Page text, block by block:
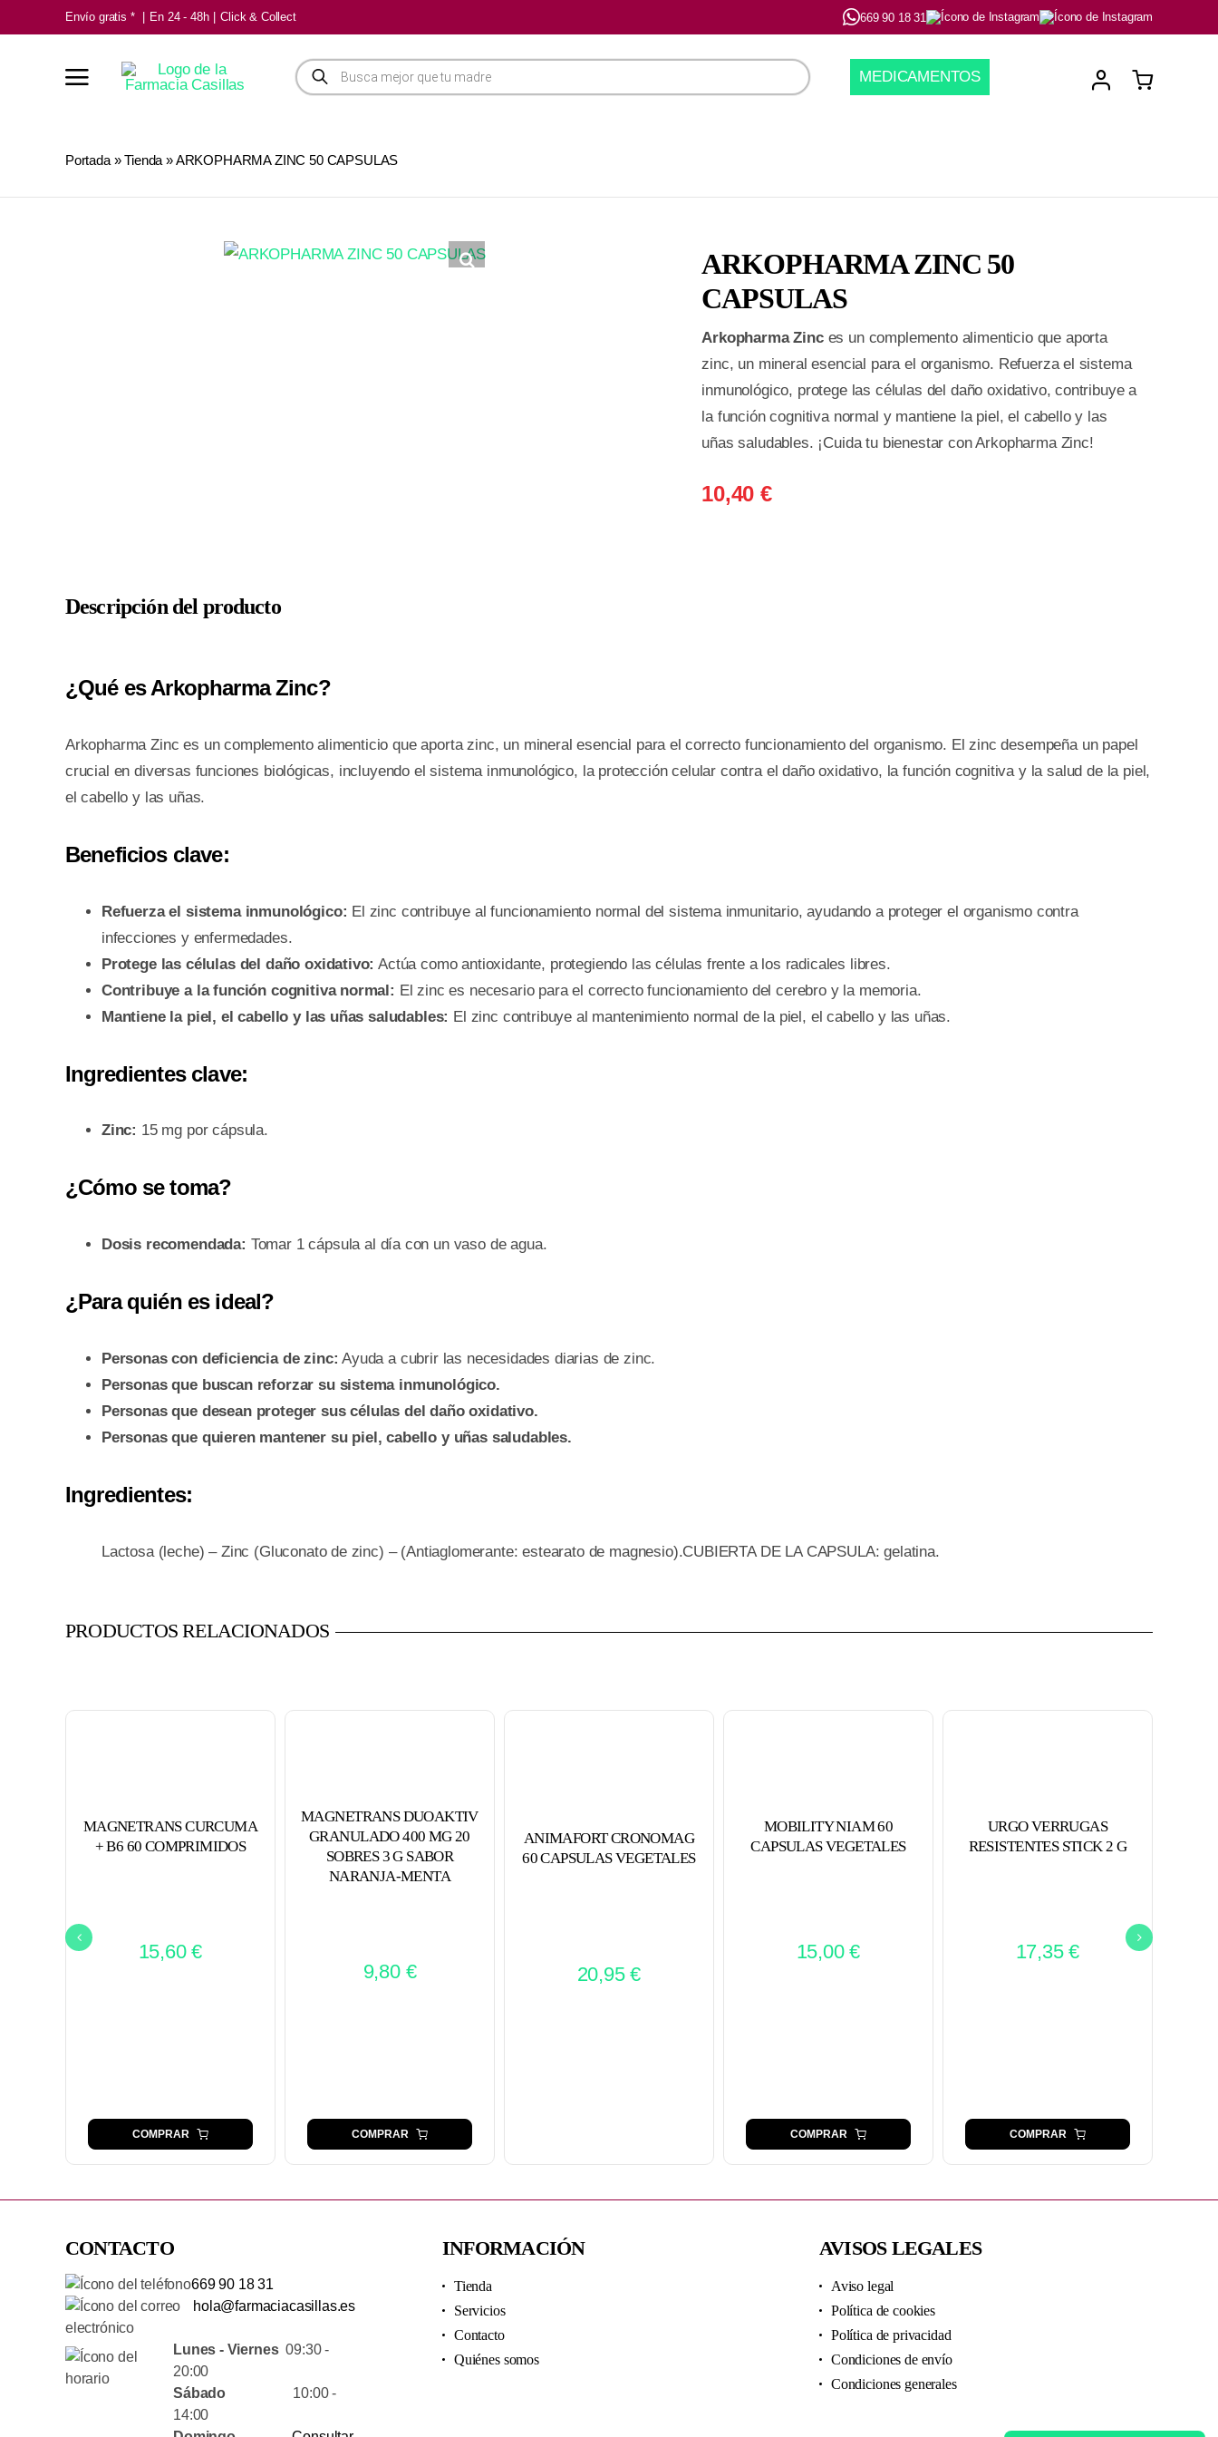
al
Envío gratis * En 24 - 48h Click & Collect 669 90 18 31
Búsqueda
de
productos
MEDICAMENTOS
Portada»Tienda »ARKOPHARMA ZINC 50 CAPSULAS
ARKOPHARMA ZINC 50
CAPSULAS
Arkopharma Zinces un complemento alimenticio que aporta
zinc, un mineral esencial para el organismo. Refuerza el sistema
inmunológico, protege las células del daño oxidativo, contribuye a
la función cognitiva normal y mantiene la piel, el cabello y las
uñas saludables. ¡Cuida tu bienestar con Arkopharma Zinc!
10,40 €
Descripción del producto
¿Qué es Arkopharma Zinc?
Arkopharma Zinc es un complemento alimenticio que aporta zinc, un mineral esencial para el correcto funcionamiento del organismo. El zinc desempeña un papel
crucial en diversas funciones biológicas, incluyendo el sistema inmunológico, la protección celular contra el daño oxidativo, la función cognitiva y la salud de la piel,
el cabello y las uñas.
Beneficios clave:
Refuerza el sistema inmunológico: El zinc contribuye al funcionamiento normal del sistema inmunitario, ayudando a proteger el organismo contra
infecciones y enfermedades.
Protege las células del daño oxidativo: Actúa como antioxidante, protegiendo las células frente a los radicales libres.
Contribuye a la función cognitiva normal: El zinc es necesario para el correcto funcionamiento del cerebro y la memoria.
Mantiene la piel, el cabello y las uñas saludables: El zinc contribuye al mantenimiento normal de la piel, el cabello y las uñas.
Ingredientes clave:
Zinc: 15 mg por cápsula.
¿Cómo se toma?
Dosis recomendada: Tomar 1 cápsula al día con un vaso de agua.
¿Para quién es ideal?
Personas con deficiencia de zinc: Ayuda a cubrir las necesidades diarias de zinc.
Personas que buscan reforzar su sistema inmunológico.
Personas que desean proteger sus células del daño oxidativo.
Personas que quieren mantener su piel, cabello y uñas saludables.
Ingredientes:
Lactosa (leche) – Zinc (Gluconato de zinc) – (Antiaglomerante: estearato de magnesio).CUBIERTA DE LA CAPSULA: gelatina.
PRODUCTOS RELACIONADOS
MAGNETRANS CURCUMA
+ B6 60 COMPRIMIDOS
15,60€
COMPRAR
MAGNETRANS DUOAKTIV
GRANULADO 400 MG 20
SOBRES 3 G SABOR
NARANJA-MENTA
9,80 €
COMPRAR
ANIMAFORT CRONOMAG
60 CAPSULAS VEGETALES
20,95€
MOBILITY NIAM 60
CAPSULAS VEGETALES
15,00€
COMPRAR
URGO VERRUGAS
RESISTENTES STICK 2 G
17,35€
COMPRAR
CONTACTO
669 90 18 31
hola@farmaciacasillas.es
Lunes - Viernes09:30 -
20:00
Sábado 10:00 -
14:00
INFORMACIÓN
Tienda
Servicios
Contacto
Quiénes somos
AVISOS LEGALES
Aviso legal
Política de cookies
Política de privacidad
Condiciones de envío
Condiciones generales